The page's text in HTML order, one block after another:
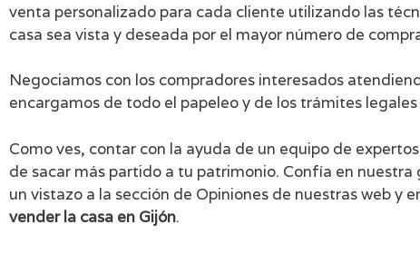
venta personalizado para cada cliente utilizando las
casa sea vista y deseada por el mayor número de
Negociamos con los compradores interesados
encargamos de todo el papeleo y de los trámites
Como ves, contar con la ayuda de un equipo de
de sacar más partido a tu patrimonio. Confía en nuestra
un vistazo a la sección de Opiniones de nuestras web y
vender la casa en Gijón.